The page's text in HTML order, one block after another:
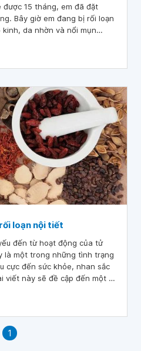
được 15 tháng, em đã đặt
Bây giờ em đang bị rối loạn
da nhờn và nổi mụn
hay cãi lộn. Bác sĩ cho em
loạn nội tiết
đến từ hoạt động của tử
là một trong những tình trạng
cực đến sức khỏe, nhan sắc
viết này sẽ đề cập đến một số
1